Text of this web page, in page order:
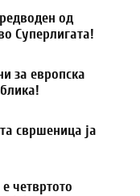
од
Суперлигата!
за европска
свршеница ја
четвртото